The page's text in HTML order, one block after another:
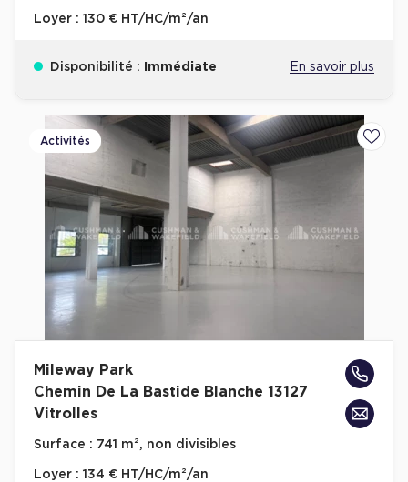
Loyer : 130 € HT/HC/m²/an
Disponibilité : Immédiate En savoir plus
Activités
Mileway Park
Chemin De La Bastide Blanche 13127
Vitrolles
Surface : 741 m², non divisibles
Loyer : 134 € HT/HC/m²/an